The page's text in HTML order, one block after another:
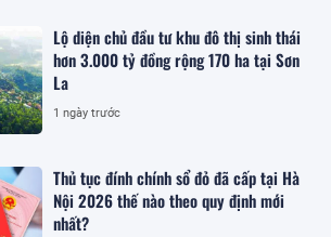
Lộ diện chủ đầu tư khu đô thị sinh thái
hơn 3.000 tỷ đồng rộng 170 ha tại Sơn
La
1 ngày trước
Thủ tục đính chính sổ đỏ đã cấp tại Hà
Nội 2026 thế nào theo quy định mới
nhất?